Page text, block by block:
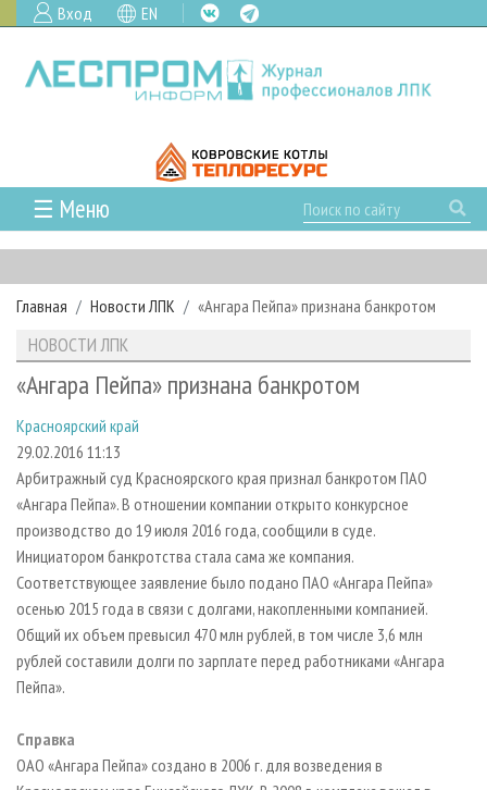
Вход EN
☰ Меню
ГЛАВНАЯ
РУБРИКИ И ТЕМЫ
РУБРИКИ ЖУРНАЛА
ЛЕСНОЕ ХОЗЯЙСТВО
ЛЕСОЗАГОТОВКА
ЛЕСОПИЛЕНИЕ
ДЕРЕВООБРАБОТКА
СУШКА ДРЕВЕСИНЫ
ПРОИЗВОДСТВО ДРЕВЕСНЫХ ПЛИТ
ДЕРЕВЯННОЕ ДОМОСТРОЕНИЕ
ПРОИЗВОДСТВО МЕБЕЛИ
БИОЭНЕРГЕТИКА
ЦБП
НОВОСТИ
КАЛЕНДАРЬ СОБЫТИЙ
НОВОСТИ ЛПК
НОВОСТИ ЖУРНАЛА
НОВОСТИ КОМПАНИЙ
ПРОЕКТЫ ЛПИ
АНАЛИТИКА
ПРЕДПРИЯТИЯ ЛПК
ЛЕСНЫЕ РЕГИОНЫ РОССИИ
ПЕРСОНЫ
МОБИЛЬНЫЕ ВЫСТАВКИ
ОФИЦИАЛЬНЫЕ ДЕЛЕГАЦИИ
ПРИОРИТЕТНЫЕ ИНВЕСТПРОЕКТЫ
RUSSIAN FORESTRY REVIEW
ГАЗЕТА ЛЕСПРОМФОРУМ
АРХИВ
АРХИВ ЖУРНАЛОВ
СТАТЬИ
О ЖУРНАЛЕ
ПОДПИСКА
КОНТАКТЫ
РЕКЛАМОДАТЕЛЯМ
РЕКЛАМА
РЕКЛАМА НА САЙТЕ
Главная Новости ЛПК «Ангара Пейпа» признана банкротом
НОВОСТИ ЛПК
«Ангара Пейпа» признана банкротом
Красноярский край
29.02.2016 11:13
Арбитражный суд Красноярского края признал банкротом ПАО
«Ангара Пейпа». В отношении компании открыто конкурсное
производство до 19 июля 2016 года, сообщили в суде.
Инициатором банкротства стала сама же компания.
Соответствующее заявление было подано ПАО «Ангара Пейпа»
осенью 2015 года в связи с долгами, накопленными компанией.
Общий их объем превысил 470 млн рублей, в том числе 3,6 млн
рублей составили долги по зарплате перед работниками «Ангара
Пейпа».
Справка
ОАО «Ангара Пейпа» создано в 2006 г. для возведения в